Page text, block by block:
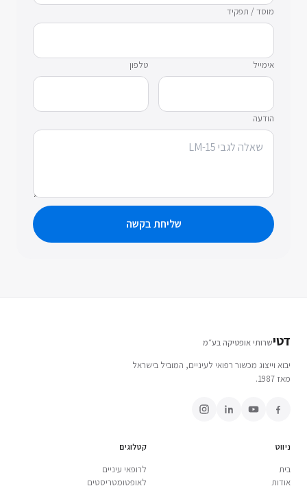
מוסד / תפקיד
אימייל טלפון
הודעה
שליחת בקשה
דטישרותי אופטיקה בע״מ
יבוא וייצוג מכשור רפואי לעיניים, המוביל בישראל
מאז 1987.
ניווט
בית
אודות
קטלוגים
לרופאי עיניים
לאופטומטריסטים